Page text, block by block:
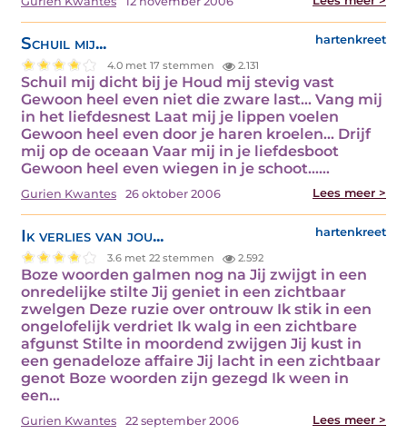
Schuil mij... hartenkreet
4.0 met 17 stemmen 2.131
Schuil mij dicht bij je Houd mij stevig vast
Gewoon heel even niet die zware last… Vang mij
in het liefdesnest Laat mij je lippen voelen
Gewoon heel even door je haren kroelen… Drijf
mij op de oceaan Vaar mij in je liefdesboot
Gewoon heel even wiegen in je schoot...…
Gurien Kwantes 26 oktober 2006 Lees meer >
Ik verlies van jou... hartenkreet
3.6 met 22 stemmen 2.592
Boze woorden galmen nog na Jij zwijgt in een
onredelijke stilte Jij geniet in een zichtbaar
zwelgen Deze ruzie over ontrouw Ik stik in een
ongelofelijk verdriet Ik walg in een zichtbare
afgunst Stilte in moordend zwijgen Jij kust in
een genadeloze affaire Jij lacht in een zichtbaar
genot Boze woorden zijn gezegd Ik ween in
een…
Gurien Kwantes 22 september 2006 Lees meer >